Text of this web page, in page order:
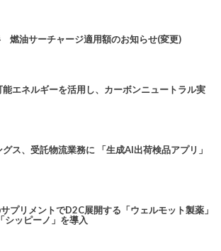
油サーチャージ適用額のお知らせ(変更)
エネルギーを活用し、カーボンニュートラル実
ス、受託物流業務に 「生成AI出荷検品アプリ」
プリメントでD2C展開する「ウェルモット製薬」
シッピーノ」を導入